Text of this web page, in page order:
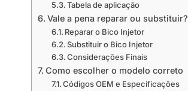
Tabela de aplicação
Vale a pena reparar ou substituir?
Reparar o Bico Injetor
Substituir o Bico Injetor
Considerações Finais
Como escolher o modelo correto
Códigos OEM e Especificações